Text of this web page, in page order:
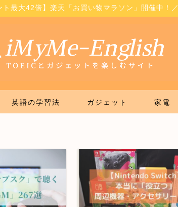
ト最大42倍】楽天「お買い物マラソン」開催中！／
英語の学習法 ガジェット 家電